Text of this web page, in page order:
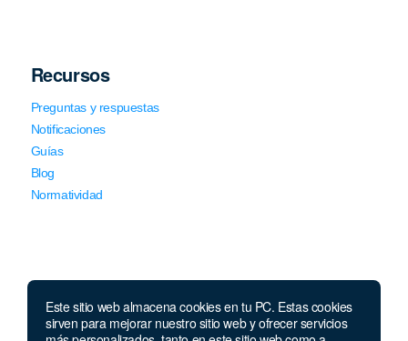
Este sitio web almacena cookies en tu PC. Estas cookies
sirven para mejorar nuestro sitio web y ofrecer servicios
Recursos
Preguntas y respuestas
Notificaciones
Guías
Blog
Normatividad
Llámanos